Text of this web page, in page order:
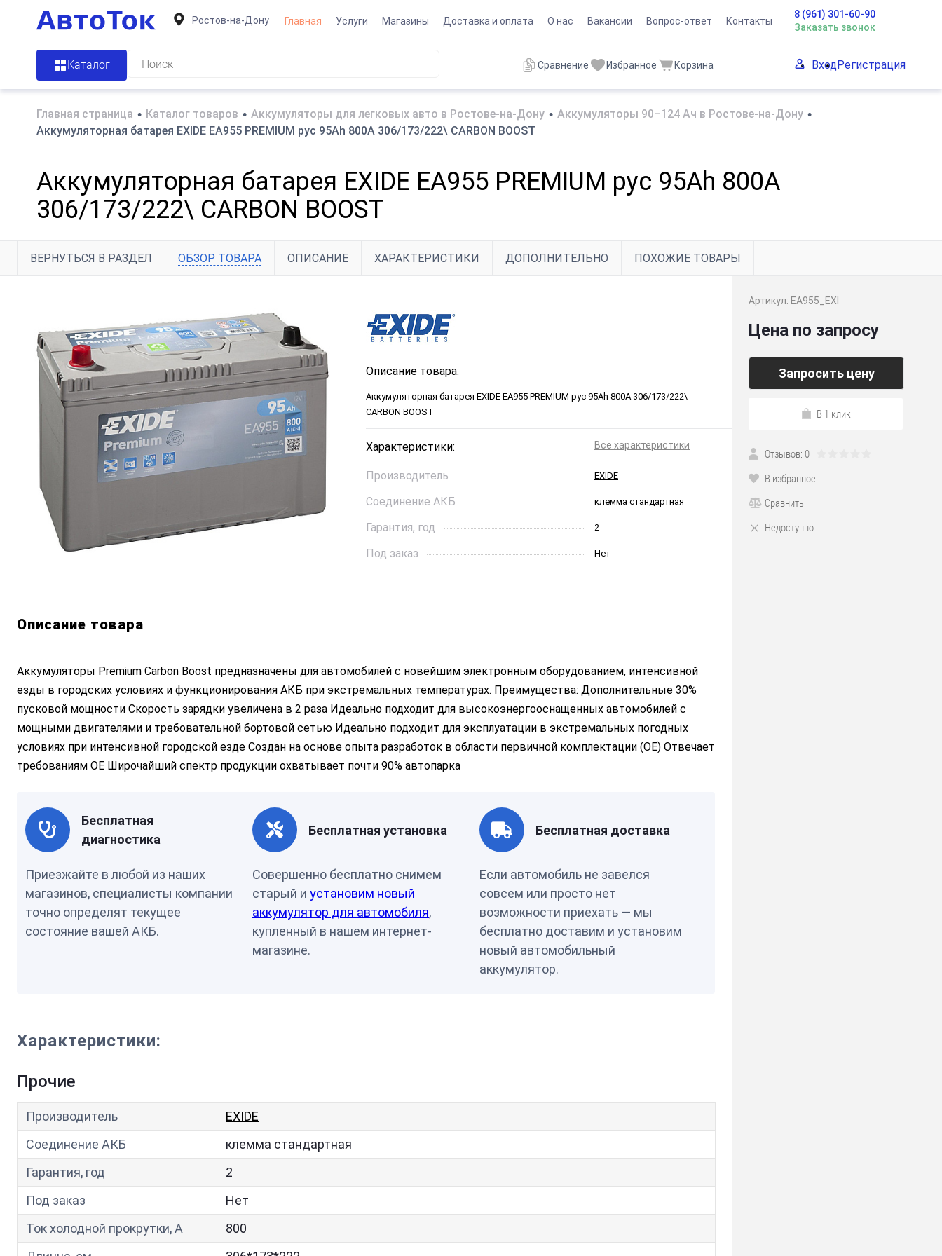
Ростов-на-Дону Главная Услуги Магазины Доставка и оплата О нас Вакансии Вопрос-ответ Контакты
8 (961) 301-60-90
Заказать звонок
Каталог Сравнение Избранное Корзина ВходРегистрация
Главная страница • Каталог товаров • Аккумуляторы для легковых авто в Ростове-на-Дону • Аккумуляторы 90–124 Ач в Ростове-на-Дону •
Аккумуляторная батарея EXIDE EA955 PREMIUM рус 95Ah 800A 306/173/222\ CARBON BOOST
Аккумуляторная батарея EXIDE EA955 PREMIUM рус 95Ah 800A
306/173/222\ CARBON BOOST
ВЕРНУТЬСЯ В РАЗДЕЛ ОБЗОР ТОВАРА ОПИСАНИЕ ХАРАКТЕРИСТИКИ ДОПОЛНИТЕЛЬНО ПОХОЖИЕ ТОВАРЫ
Описание товара:
Аккумуляторная батарея EXIDE EA955 PREMIUM рус 95Ah 800A 306/173/222\
CARBON BOOST
Характеристики: Все характеристики
Производитель EXIDE
Соединение АКБ клемма стандартная
Гарантия, год 2
Под заказ Нет
Описание товара
Аккумуляторы Premium Carbon Boost предназначены для автомобилей с новейшим электронным оборудованием, интенсивной
езды в городских условиях и функционирования АКБ при экстремальных температурах. Преимущества: Дополнительные 30%
пусковой мощности Скорость зарядки увеличена в 2 раза Идеально подходит для высокоэнергооснащенных автомобилей с
мощными двигателями и требовательной бортовой сетью Идеально подходит для эксплуатации в экстремальных погодных
условиях при интенсивной городской езде Создан на основе опыта разработок в области первичной комплектации (OE) Отвечает
требованиям OE Широчайший спектр продукции охватывает почти 90% автопарка
Бесплатная
диагностика
Приезжайте в любой из наших
магазинов, специалисты компании
точно определят текущее
состояние вашей АКБ.
Бесплатная установка
Совершенно бесплатно снимем
старый и установим новый
аккумулятор для автомобиля,
купленный в нашем интернет-
магазине.
Бесплатная доставка
Если автомобиль не завелся
совсем или просто нет
возможности приехать — мы
бесплатно доставим и установим
новый автомобильный
аккумулятор.
Характеристики:
Прочие
Производитель
EXIDE
Соединение АКБ
клемма стандартная
Гарантия, год
2
Под заказ
Нет
Ток холодной прокрутки, A
800
Артикул: EA955_EXI
Цена по запросу
Запросить цену
В 1 клик
Отзывов: 0
В избранное
Сравнить
Недоступно